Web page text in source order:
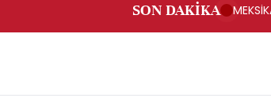
SON DAKİKA